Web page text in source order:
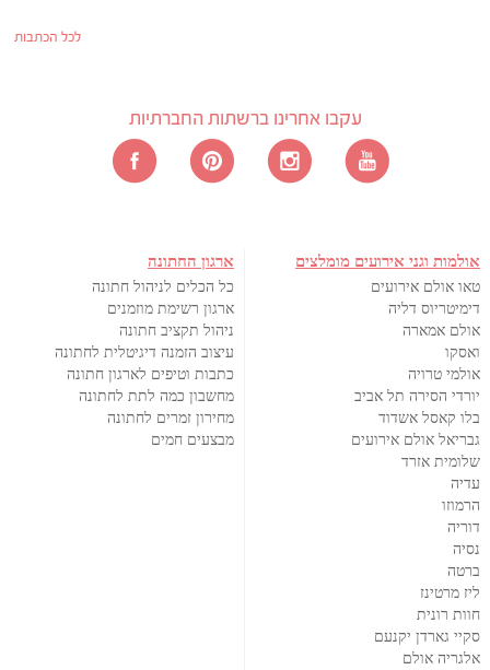
לכל הכתבות
עקבו אחרינו ברשתות החברתיות
אולמות וגני אירועים מומלצים
טאו אולם אירועים
דימיטריוס דליה
אולם אמארה
ואסקו
אולמי טרויה
יורדי הסירה תל אביב
בלו קאסל אשדוד
גבריאל אולם אירועים
שלומית אזרד
עדיה
הרמוזו
דוריה
נסיה
ברטה
ליז מרטינז
חוות רונית
סקיי גארדן יקנעם
אלגריה אולם
ארגון החתונה
כל הכלים לניהול חתונה
ארגון רשימת מוזמנים
ניהול תקציב חתונה
עיצוב הזמנה דיגיטלית לחתונה
כתבות וטיפים לארגון חתונה
מחשבון כמה לתת לחתונה
מחירון זמרים לחתונה
מבצעים חמים